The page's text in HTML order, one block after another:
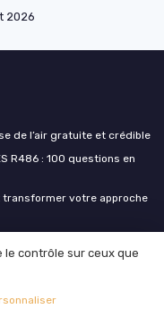
2026
de l’air gratuite et crédible
R486 : 100 questions en
votre approche
le contrôle sur ceux que